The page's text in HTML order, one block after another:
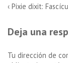
de
entradas
La
es
‹ Pixie dixit:
Deja una
Tu dirección de